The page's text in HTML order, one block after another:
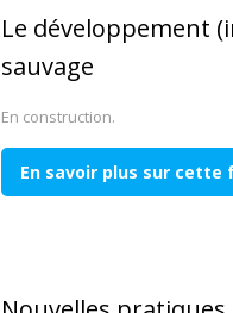
Le développement
sauvage
En construction.
En savoir plus sur cette